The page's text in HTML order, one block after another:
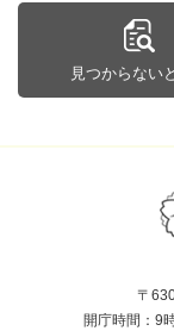
見つからない
〒
開庁時間：9